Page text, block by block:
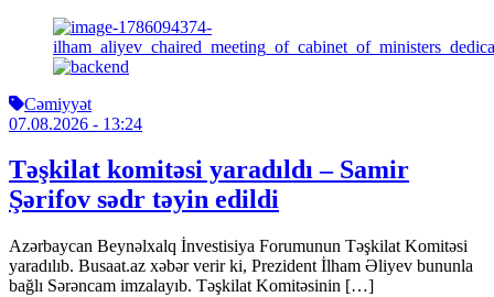
Cəmiyyət
07.08.2026 - 13:24
Təşkilat komitəsi yaradıldı – Samir
Şərifov sədr təyin edildi
Azərbaycan Beynəlxalq İnvestisiya Forumunun Təşkilat Komitəsi
yaradılıb. Busaat.az xəbər verir ki, Prezident İlham Əliyev bununla
bağlı Sərəncam imzalayıb. Təşkilat Komitəsinin […]